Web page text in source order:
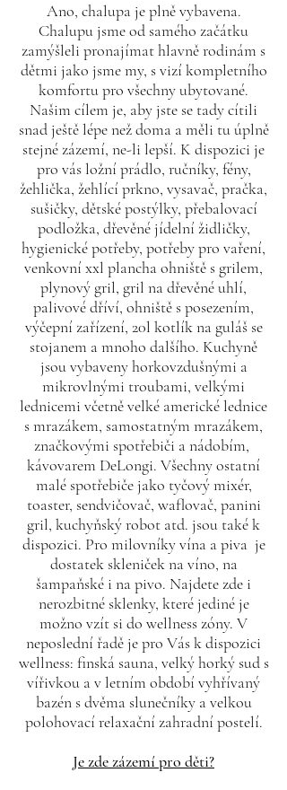
Ano, chalupa je plně vybavena.
Chalupu jsme od samého začátku
zamýšleli pronajímat hlavně rodinám s
dětmi jako jsme my, s vizí kompletního
komfortu pro všechny ubytované.
Našim cílem je, aby jste se tady cítili
snad ještě lépe než doma a měli tu úplně
stejné zázemí, ne-li lepší. K dispozici je
pro vás ložní prádlo, ručníky, fény,
žehlička, žehlící prkno, vysavač, pračka,
sušičky, dětské postýlky, přebalovací
podložka, dřevěné jídelní židličky,
hygienické potřeby, potřeby pro vaření,
venkovní xxl plancha ohniště s grilem,
plynový gril, gril na dřevěné uhlí,
palivové dříví, ohniště s posezením,
výčepní zařízení, 20l kotlík na guláš se
stojanem a mnoho dalšího. Kuchyně
jsou vybaveny horkovzdušnými a
mikrovlnými troubami, velkými
lednicemi včetně velké americké lednice
s mrazákem, samostatným mrazákem,
značkovými spotřebiči a nádobím,
kávovarem DeLongi. Všechny ostatní
malé spotřebiče jako tyčový mixér,
toaster, sendvičovač, waflovač, panini
gril, kuchyňský robot atd. jsou také k
dispozici. Pro milovníky vína a piva je
dostatek skleniček na víno, na
šampaňské i na pivo. Najdete zde i
nerozbitné sklenky, které jediné je
možno vzít si do wellness zóny. V
neposlední řadě je pro Vás k dispozici
wellness: finská sauna, velký horký sud s
vířivkou a v letním období vyhřívaný
bazén s dvěma slunečníky a velkou
polohovací relaxační zahradní postelí.
Je zde zázemí pro děti?